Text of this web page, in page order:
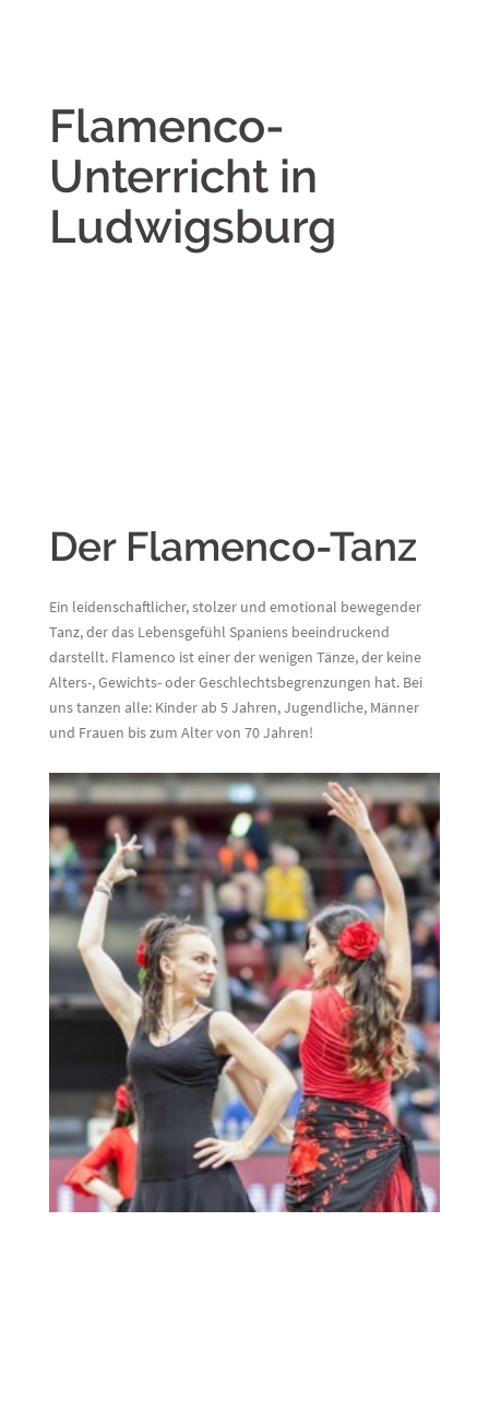
Flamenco-
Unterricht in
Ludwigsburg
Der Flamenco-Tanz
Ein leidenschaftlicher, stolzer und emotional bewegender
Tanz, der das Lebensgefühl Spaniens beeindruckend
darstellt. Flamenco ist einer der wenigen Tänze, der keine
Alters-, Gewichts- oder Geschlechtsbegrenzungen hat. Bei
uns tanzen alle: Kinder ab 5 Jahren, Jugendliche, Männer
und Frauen bis zum Alter von 70 Jahren!